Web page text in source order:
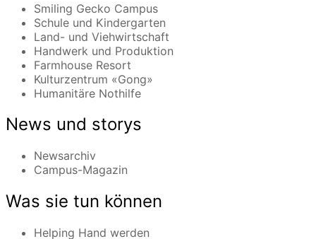
Smiling Gecko Campus
Schule und Kindergarten
Land- und Viehwirtschaft
Handwerk und Produktion
Farmhouse Resort
Kulturzentrum «Gong»
Humanitäre Nothilfe
News und storys
Newsarchiv
Campus-Magazin
Was sie tun können
Helping Hand werden